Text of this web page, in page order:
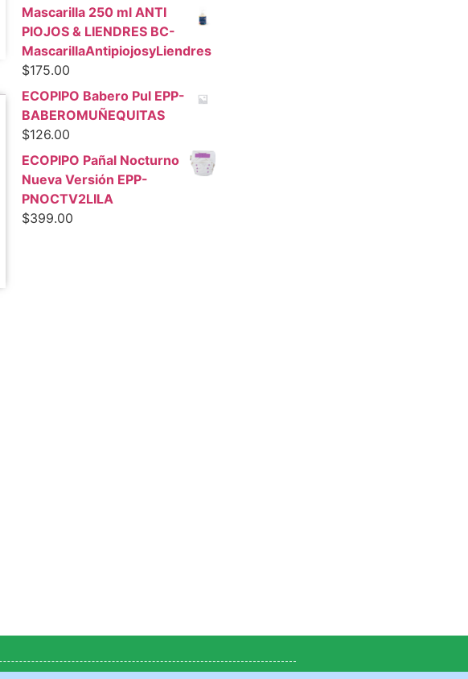
Mascarilla 250 ml ANTI
PIOJOS & LIENDRES BC-
MascarillaAntipiojosyLiendres
$175.00
ECOPIPO Babero Pul EPP-
BABEROMUÑEQUITAS
$126.00
ECOPIPO Pañal Nocturno
Nueva Versión EPP-
PNOCTV2LILA
$399.00